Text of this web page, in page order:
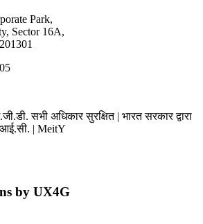
Park,
Sector 16A,
सभी अधिकार सुरक्षित | भारत सरकार द्वारा
| MeitY
by UX4G